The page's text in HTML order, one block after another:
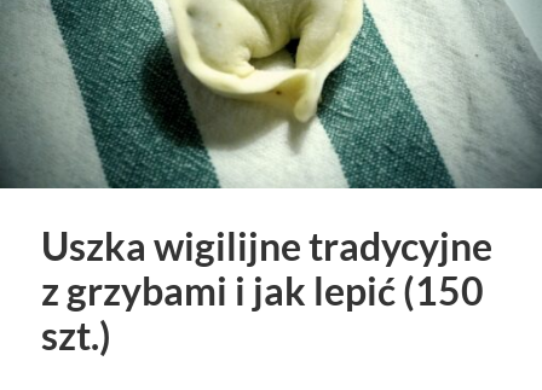
Uszka wigilijne tradycyjne
z grzybami i jak lepić (150
szt.)